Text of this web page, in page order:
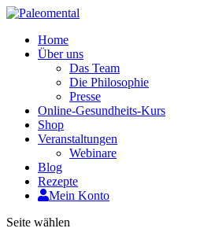
Home
Über uns
Das Team
Die Philosophie
Presse
Online-Gesundheits-Kurs
Shop
Veranstaltungen
Webinare
Blog
Rezepte
Mein Konto
Seite wählen